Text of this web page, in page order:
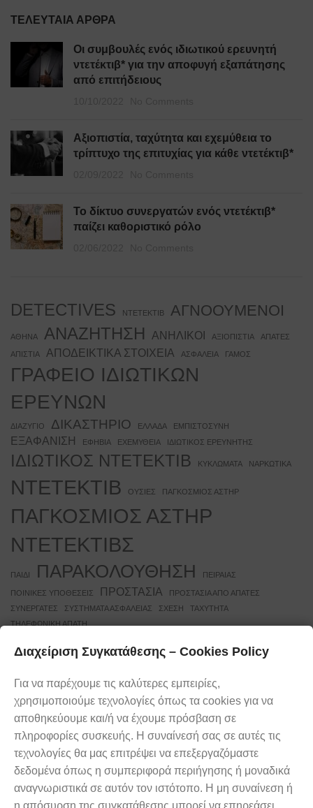
ΤΕΛΕΥΤΑΊΑ ΆΡΘΡΑ
Οι συμβουλές ενός ιδιωτικού ερευνητή
ντετέκτιβ* για την αποφυγή εξαπάτησης
από επιτήδειους
Αξιοπιστία, ταχύτητα και εχεμύθεια το
τρίπτυχο της επιτυχίας για κάθε ντετέκτιβ*
Το δίκτυο συνεργατών ενός ντετέκτιβ*
παίζει καθοριστικό ρόλο
DETECTIVES NTETEKTIB ΑΓΝΟΟΥΜΕΝΟΙ
ΑΘΗΝΑ ΑΝΑΖΗΤΗΣΗ ΑΝΗΛΙΚΟΙ ΑΞΙΟΠΙΣΤΙΑ ΑΠΑΤΕΣ
ΑΠΙΣΤΙΑ ΑΠΟΔΕΙΚΤΙΚΑ ΣΤΟΙΧΕΙΑ ΑΣΦΑΛΕΙΑ ΓΑΜΟΣ
ΓΡΑΦΕΙΟ ΙΔΙΩΤΙΚΩΝ
ΕΡΕΥΝΩΝ
ΔΙΑΖΥΓΙΟ ΔΙΚΑΣΤΗΡΙΟ ΕΛΛΑΔΑ ΕΜΠΙΣΤΟΣΥΝΗ
ΕΞΑΦΑΝΙΣΗ ΕΦΗΒΙΑ ΕΧΕΜΥΘΕΙΑ ΙΔΙΩΤΙΚΟΣ ΕΡΕΥΝΗΤΗΣ
ΙΔΙΩΤΙΚΟΣ ΝΤΕΤΕΚΤΙΒ ΚΥΚΛΩΜΑΤΑ ΝΑΡΚΩΤΙΚΑ
ΝΤΕΤΕΚΤΙΒ ΟΥΣΙΕΣ ΠΑΓΚΟΣΜΙΟΣ ΑΣΤΗΡ
ΠΑΓΚΟΣΜΙΟΣ ΑΣΤΗΡ
ΝΤΕΤΕΚΤΙΒΣ
ΠΑΙΔΙ ΠΑΡΑΚΟΛΟΥΘΗΣΗ ΠΕΙΡΑΙΑΣ
ΠΟΙΝΙΚΕΣ ΥΠΟΘΕΣΕΙΣ ΠΡΟΣΤΑΣΙΑ
ΠΡΟΣΤΑΣΙΑ ΑΠΟ ΑΠΑΤΕΣ
ΣΥΝΕΡΓΑΤΕΣ
ΣΥΣΤΗΜΑΤΑ ΑΣΦΑΛΕΙΑΣ ΣΧΕΣΗ
ΤΑΧΥΤΗΤΑ
ΤΗΛΕΦΩΝΙΚΗ ΑΠΑΤΗ
ειδικούς
24 ώρες την ημέρα, 7 μέρες την
εβδομάδα, βρισκόμαστε στη διάθεσή
σας.
τώρα
Διαχείριση Συγκατάθεσης – Cookies Policy
Για να παρέχουμε τις καλύτερες εμπειρίες,
χρησιμοποιούμε τεχνολογίες όπως τα cookies για να
αποθηκεύουμε και/ή να έχουμε πρόσβαση σε
πληροφορίες συσκευής. Η συναίνεσή σας σε αυτές τις
τεχνολογίες θα μας επιτρέψει να επεξεργαζόμαστε
δεδομένα όπως η συμπεριφορά περιήγησης ή μοναδικά
αναγνωριστικά σε αυτόν τον ιστότοπο. Η μη συναίνεση ή
η απόσυρση της συγκατάθεσης μπορεί να επηρεάσει